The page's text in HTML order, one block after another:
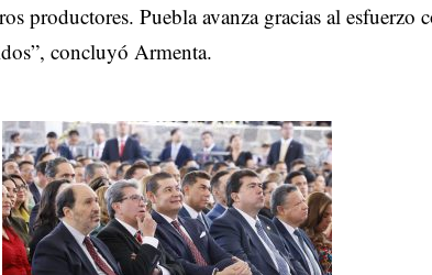
productores. Puebla avanza gracias al esfuerzo
concluyó Armenta.